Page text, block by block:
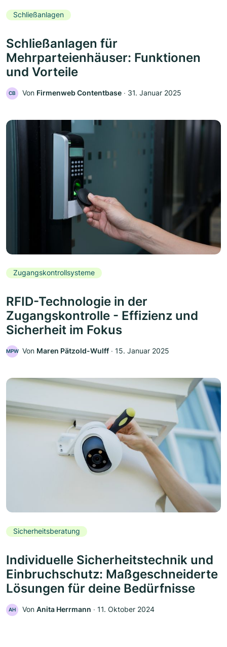
Schließanlagen
Schließanlagen für
Mehrparteienhäuser: Funktionen
und Vorteile
CB Von Firmenweb Contentbase ‧ 31. Januar 2025
Zugangskontrollsysteme
RFID-Technologie in der
Zugangskontrolle - Effizienz und
Sicherheit im Fokus
MPW Von Maren Pätzold-Wulff ‧ 15. Januar 2025
Sicherheitsberatung
Individuelle Sicherheitstechnik und
Einbruchschutz: Maßgeschneiderte
Lösungen für deine Bedürfnisse
AH Von Anita Herrmann ‧ 11. Oktober 2024